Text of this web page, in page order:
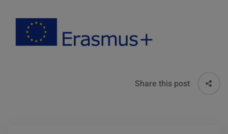
Share this post